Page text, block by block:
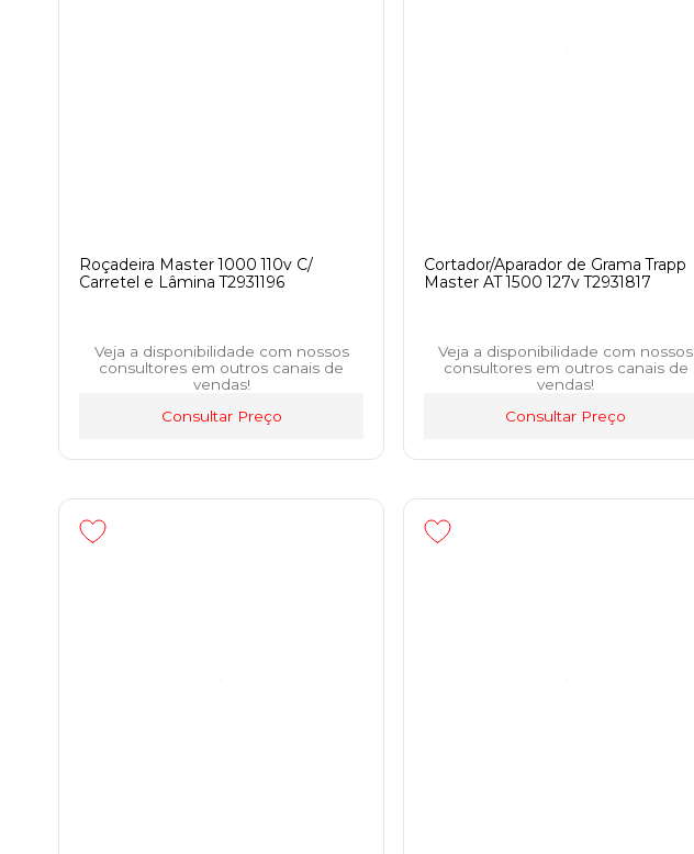
Roçadeira Master 1000 110v C/
Carretel e Lâmina T2931196
Veja a disponibilidade com nossos
consultores em outros canais de
vendas!
Consultar Preço
Cortador/Aparador de Grama Trapp
Master AT 1500 127v T2931817
Veja a disponibilidade com nossos
consultores em outros canais de
vendas!
Consultar Preço